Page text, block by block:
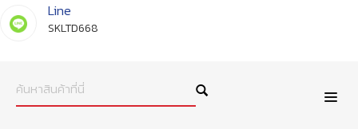
Line
SKLTD668
ค้นหาสินค้าที่นี่